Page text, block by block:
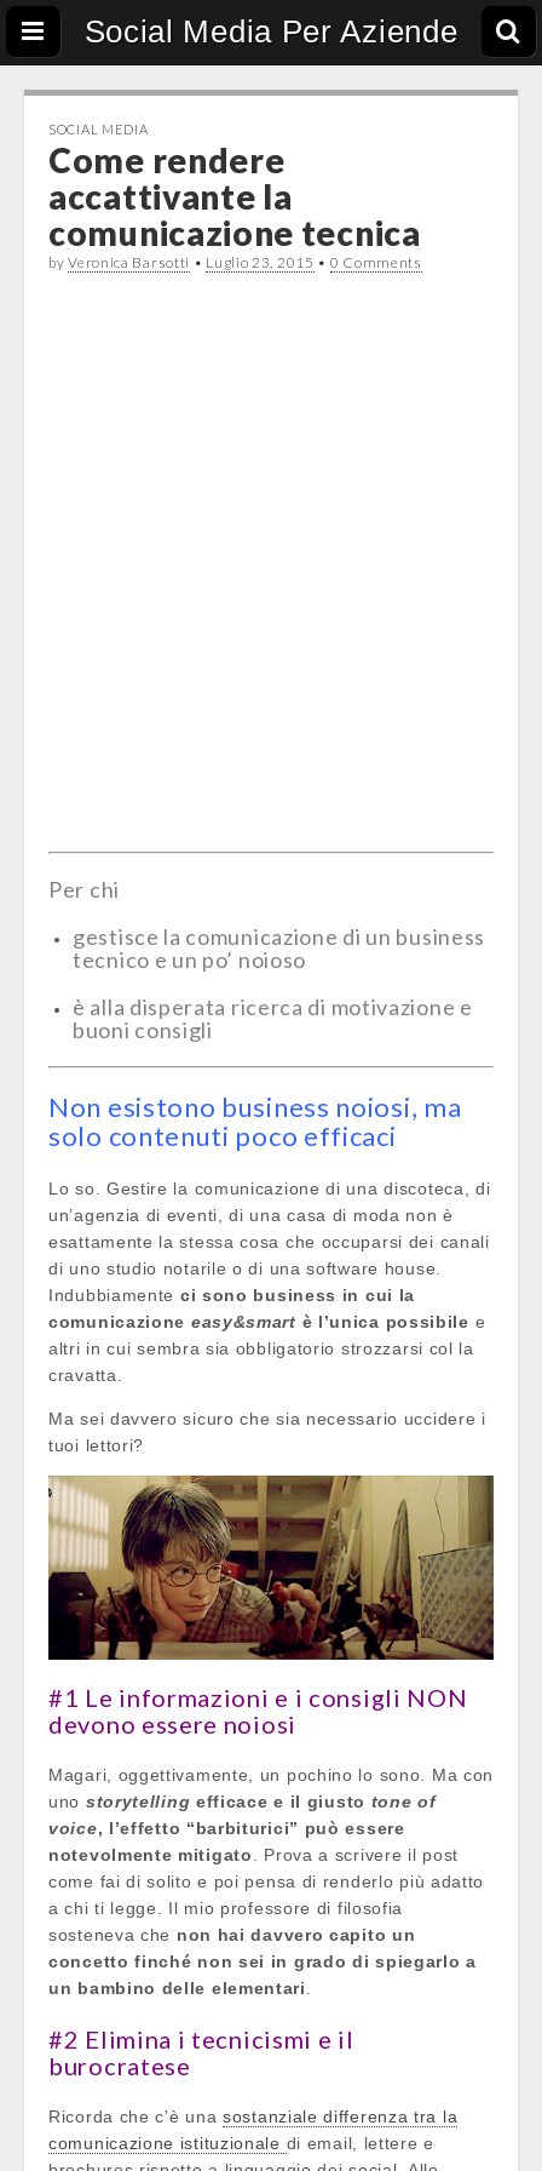
Social Media Per Aziende
SOCIAL MEDIA
Come rendere
accattivante la
comunicazione tecnica
byVeronica Barsotti • Luglio 23, 2015 • 0 Comments
Per chi
gestisce la comunicazione di un business
tecnico e un po’ noioso
è alla disperata ricerca di motivazione e
buoni consigli
Non esistono business noiosi, ma
solo contenuti poco efficaci
Lo so. Gestire la comunicazione di una discoteca, di
un’agenzia di eventi, di una casa di moda non è
esattamente la stessa cosa che occuparsi dei canali
di uno studio notarile o di una software house.
Indubbiamente ci sono business in cui la
comunicazione easy&smart è l’unica possibile e
altri in cui sembra sia obbligatorio strozzarsi col la
cravatta.
Ma sei davvero sicuro che sia necessario uccidere i
tuoi lettori?
#1 Le informazioni e i consigli NON
devono essere noiosi
Magari, oggettivamente, un pochino lo sono. Ma con
uno storytelling efficace e il giusto tone of
voice, l’effetto “barbiturici” può essere
notevolmente mitigato
. Prova a scrivere il post
come fai di solito e poi pensa di renderlo più adatto
a chi ti legge. Il mio professore di filosofia
sosteneva che non hai davvero capito un
concetto finché non sei in grado di spiegarlo a
un bambino delle elementari
#2 Elimina i tecnicismi e il
burocratese
Ricorda che c’è una sostanziale differenza tra la
comunicazione istituzionale di email, lettere e